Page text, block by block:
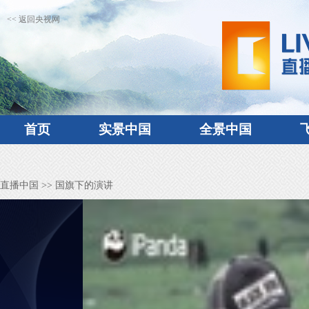
<< 返回央视网
首页 实景中国 全景中国
直播中国 >> 国旗下的演讲